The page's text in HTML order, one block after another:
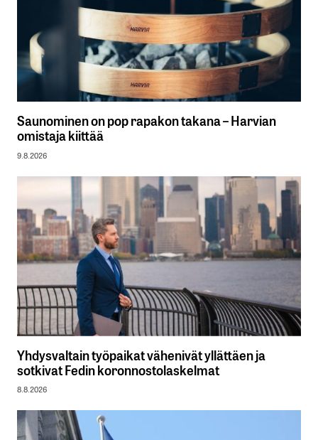
Saunominen on pop rapakon takana – Harvian
omistaja kiittää
9.8.2026
Yhdysvaltain työpaikat vähenivät yllättäen ja
sotkivat Fedin koronnostolaskelmat
8.8.2026